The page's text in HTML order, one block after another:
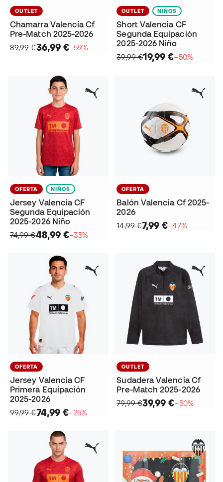
OUTLET
Chamarra Valencia Cf
Pre-Match 2025-2026
89,99 €36,99 €−59%
OUTLET NIÑOS
Short Valencia CF
Segunda Equipación
2025-2026 Niño
39,99 €19,99 €−50%
OFERTA NIÑOS
Jersey Valencia CF
Segunda Equipación
2025-2026 Niño
74,99 €48,99 €−35%
OFERTA
Balón Valencia Cf 2025-
2026
14,99 €7,99 €−47%
OFERTA
Jersey Valencia CF
Primera Equipación
2025-2026
99,99 €74,99 €−25%
OUTLET
Sudadera Valencia Cf
Pre-Match 2025-2026
79,99 €39,99 €−50%